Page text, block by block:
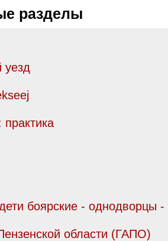
разделы
уезд
практика
боярские - однодворцы -
области (ГАПО)